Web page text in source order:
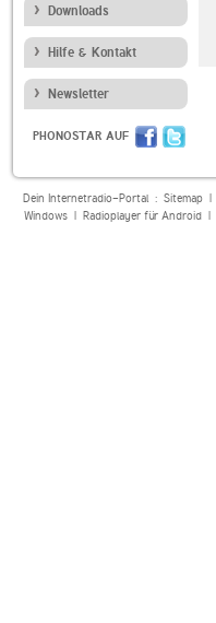
Downloads
Hilfe & Kontakt
Newsletter
PHONOSTAR AUF
RADIO BOB!
Dein Internetradio-Portal : Sitemap|
Windows| Radioplayer für Android|